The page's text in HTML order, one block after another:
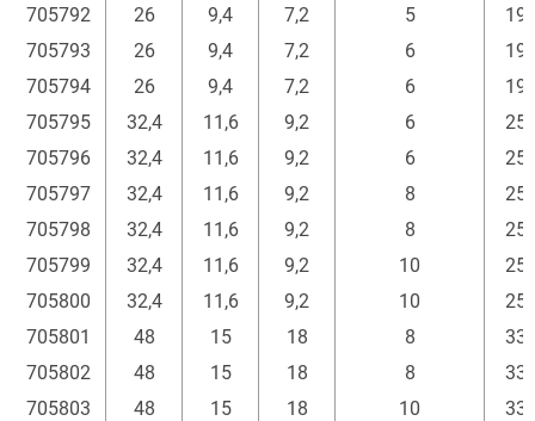
705792
26 9,4 7,2 5
705793
26 9,4 7,2 6
705794
26 9,4 7,2 6
705795
32,4 11,6 9,2 6
705796
32,4 11,6 9,2 6
705797
32,4 11,6 9,2 8
705798
32,4 11,6 9,2 8
705799
32,4 11,6 9,2 10
705800
32,4 11,6 9,2 10
705801
48 15 18 8
705802
48 15 18 8
705803
48 15 18 10